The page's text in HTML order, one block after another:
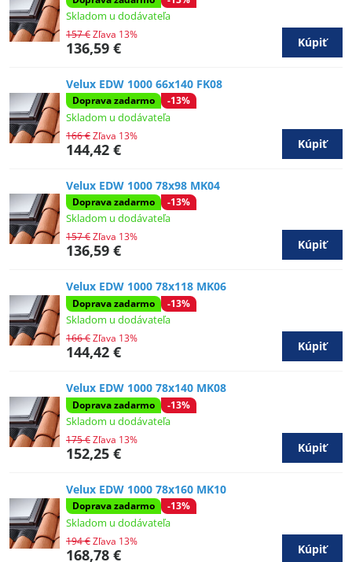
Skladom u dodávateľa
136,59 €
157 €Zľava 13%
Kúpiť
Velux EDW 1000 66x140 FK08
Doprava zadarmo -13%
Skladom u dodávateľa
144,42 €
166 €Zľava 13%
Kúpiť
Velux EDW 1000 78x98 MK04
Doprava zadarmo -13%
Skladom u dodávateľa
136,59 €
157 €Zľava 13%
Kúpiť
Velux EDW 1000 78x118 MK06
Doprava zadarmo -13%
Skladom u dodávateľa
144,42 €
166 €Zľava 13%
Kúpiť
Velux EDW 1000 78x140 MK08
Doprava zadarmo -13%
Skladom u dodávateľa
152,25 €
175 €Zľava 13%
Kúpiť
Velux EDW 1000 78x160 MK10
Doprava zadarmo -13%
Skladom u dodávateľa
168,78 €
194 €Zľava 13%
Kúpiť